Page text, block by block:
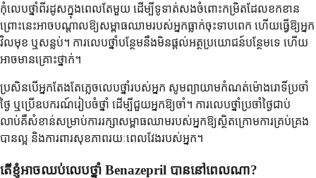
កុំលេបថ្នាំពីរដូសក្នុងពេលតែមួយ ដើម្បីទូទាត់សងចំពោះកម្រិតដែលខកខាន
ព្រោះនេះអាចបណ្តាលឱ្យសម្ពាធឈាមរបស់អ្នកធ្លាក់ចុះទាបពេក ហើយធ្វើឱ្យអ្នក
វិលមុខ ឬសន្លប់។ ការលេបថ្នាំបន្ថែមនឹងមិនផ្តល់អត្ថប្រយោជន៍បន្ថែមទេ ហើយ
អាចមានគ្រោះថ្នាក់។
ប្រសិនបើអ្នកតែងតែភ្លេចលេបថ្នាំរបស់អ្នក សូមព្យាយាមកំណត់ម៉ោងរោទិ៍ប្រចាំ
ថ្ងៃ ឬប្រើឧបករណ៍រៀបចំថ្នាំ ដើម្បីជួយអ្នកឱ្យចាំ។ ការលេបថ្នាំប្រចាំថ្ងៃជាប់
លាប់គឺសំខាន់សម្រាប់ការរក្សាសម្ពាធឈាមរបស់អ្នកឱ្យស្ថិតក្រោមការគ្រប់គ្រង
បានល្អ និងការពារសុខភាពរយៈពេលវែងរបស់អ្នក។
តើខ្ញុំអាចឈប់លេបថ្នាំ Benazepril បាននៅពេលណា?